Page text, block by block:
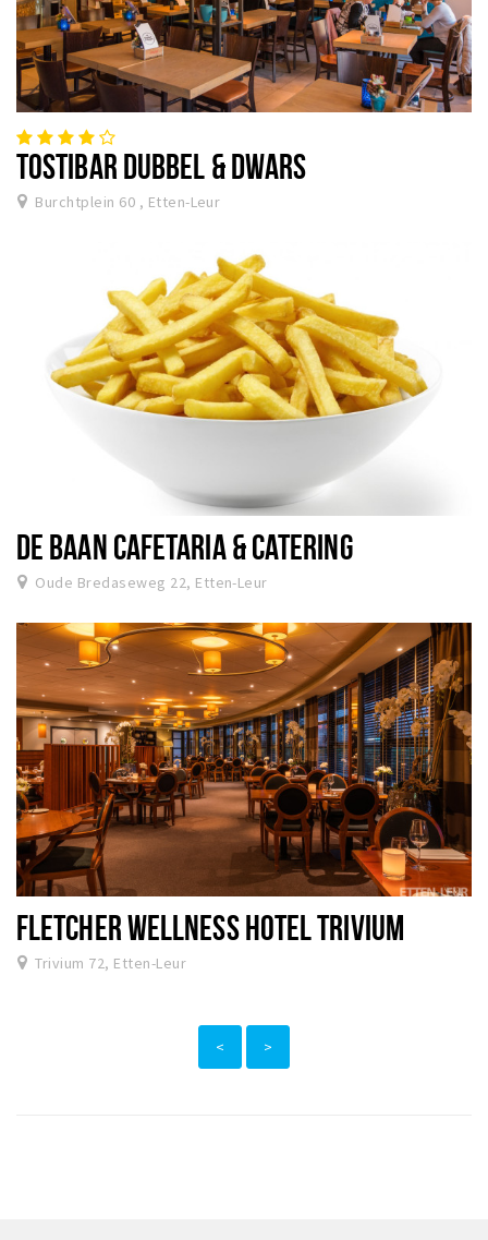
TOSTIBAR DUBBEL & DWARS
Burchtplein 60 , Etten-Leur
DE BAAN CAFETARIA & CATERING
Oude Bredaseweg 22, Etten-Leur
FLETCHER WELLNESS HOTEL TRIVIUM
Trivium 72, Etten-Leur
< >